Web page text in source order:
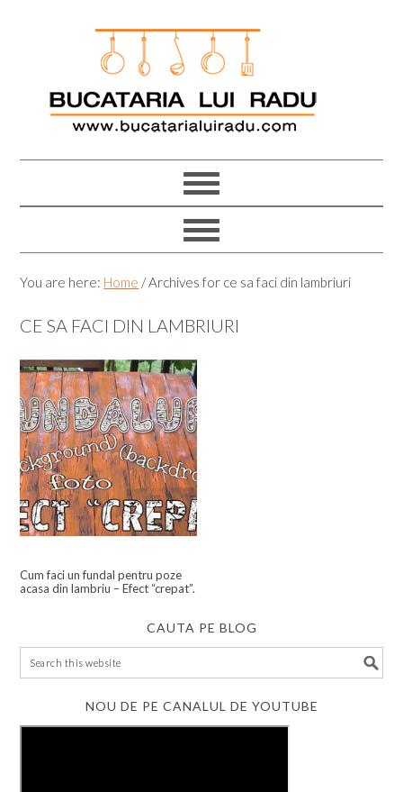
You are here: Home /Archives for ce sa faci din lambriuri
CE SA FACI DIN LAMBRIURI
Cum faci un fundal pentru poze
acasa din lambriu – Efect “crepat”.
CAUTA PE BLOG
NOU DE PE CANALUL DE YOUTUBE